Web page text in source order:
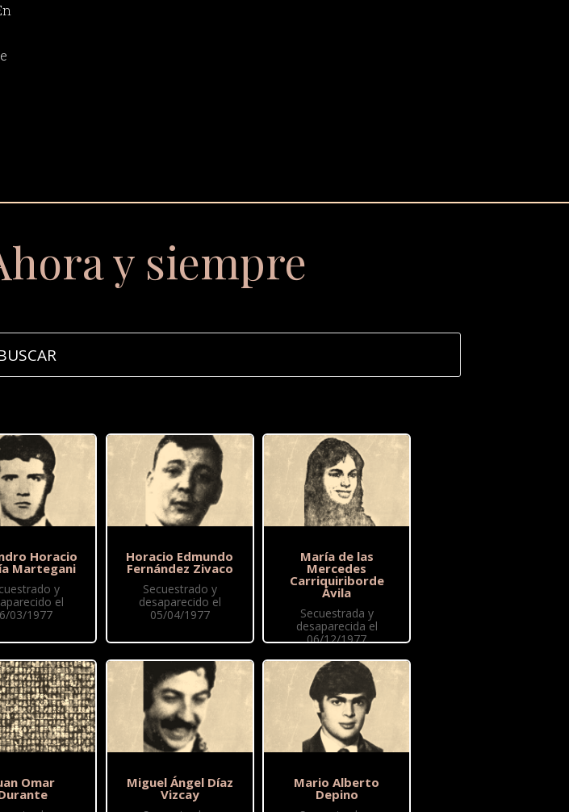
y siempre
Horacio
Martegani
y
el
03/1977
Omar
Horacio Edmundo
Fernández Zivaco
Secuestrado y
desaparecido el
05/04/1977
Miguel Ángel Díaz
Vizcay
María de las
Mercedes
Carriquiriborde
Ávila
Secuestrada y
desaparecida el
06/12/1977
Mario Alberto
Depino